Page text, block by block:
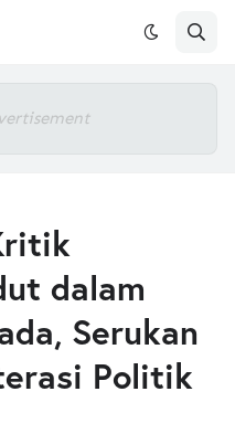
dalam
Serukan
Politik